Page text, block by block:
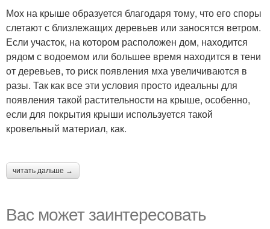
Мох на крыше образуется благодаря тому, что его споры
слетают с близлежащих деревьев или заносятся ветром.
Если участок, на котором расположен дом, находится
рядом с водоемом или большее время находится в тени
от деревьев, то риск появления мха увеличиваются в
разы. Так как все эти условия просто идеальны для
появления такой растительности на крыше, особенно,
если для покрытия крыши используется такой
кровельный материал, как.
читать дальше →
Вас может заинтересовать